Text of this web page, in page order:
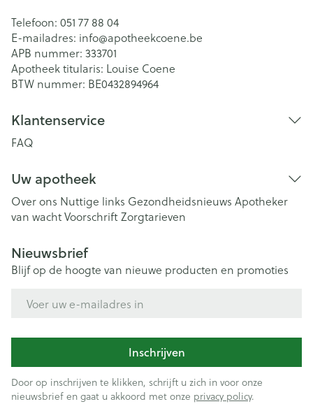
Telefoon: 051 77 88 04
E-mailadres: info@apotheekcoene.be
APB nummer: 333701
Apotheek titularis: Louise Coene
BTW nummer: BE0432894964
Klantenservice
FAQ
Uw apotheek
Over ons Nuttige links Gezondheidsnieuws Apotheker
van wachtVoorschriftZorgtarieven
Nieuwsbrief
Blijf op de hoogte van nieuwe producten en promoties
Inschrijven
Door op inschrijven te klikken, schrijft u zich in voor onze
nieuwsbrief en gaat u akkoord met onze privacy policy.